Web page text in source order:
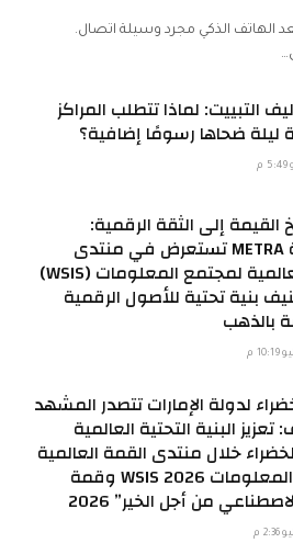
الهاتف الذكي مجرد وسيلة اتصال.
التبييت: لماذا تتطلب المراكز
ليلة ضحاها رسومًا إضافية؟
إلى الثقة الرقمية:
مجموعة METRA تستعرض في منتدى
القمة العالمية لمجتمع المعلومات (WSIS)
بجنيف بنية تحتية للأصول الرقمية
بالذهب
لدولة الإمارات تتصدر المشهد
البنية التحتية العالمية
خلال منتدى القمة العالمية
لمجتمع المعلومات WSIS 2026 وقمة
من أجل الخير” 2026